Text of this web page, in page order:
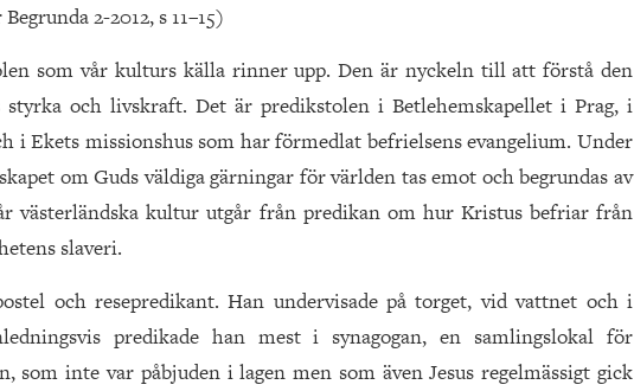
2-2012, s 11–15)
som vår kulturs källa rinner upp. Den är nyckeln till att förstå den
styrka och livskraft. Det är predikstolen i Betlehemskapellet i Prag, i
i Ekets missionshus som har förmedlat befrielsens evangelium. Under
om Guds väldiga gärningar för världen tas emot och begrundas av
västerländska kultur utgår från predikan om hur Kristus befriar från
slaveri.
och resepredikant. Han undervisade på torget, vid vattnet och i
predikade han mest i synagogan, en samlingslokal för
som inte var påbjuden i lagen men som även Jesus regelmässigt gick